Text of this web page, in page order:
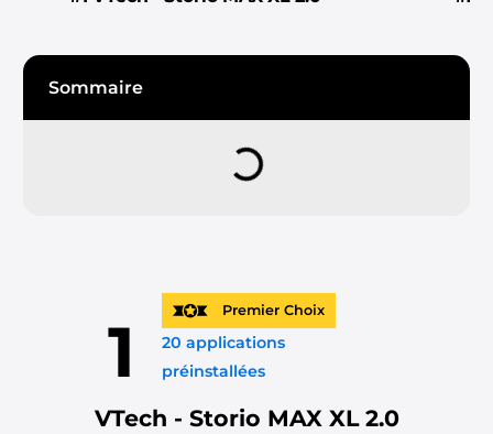
Sommaire
1 Premier Choix
20 applications
préinstallées
VTech - Storio MAX XL 2.0